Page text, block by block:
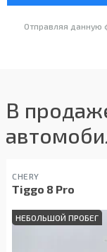
Отправляя данную
В
CHERY
Tiggo 8 Pro
НЕБОЛЬШОЙ ПРОБЕГ